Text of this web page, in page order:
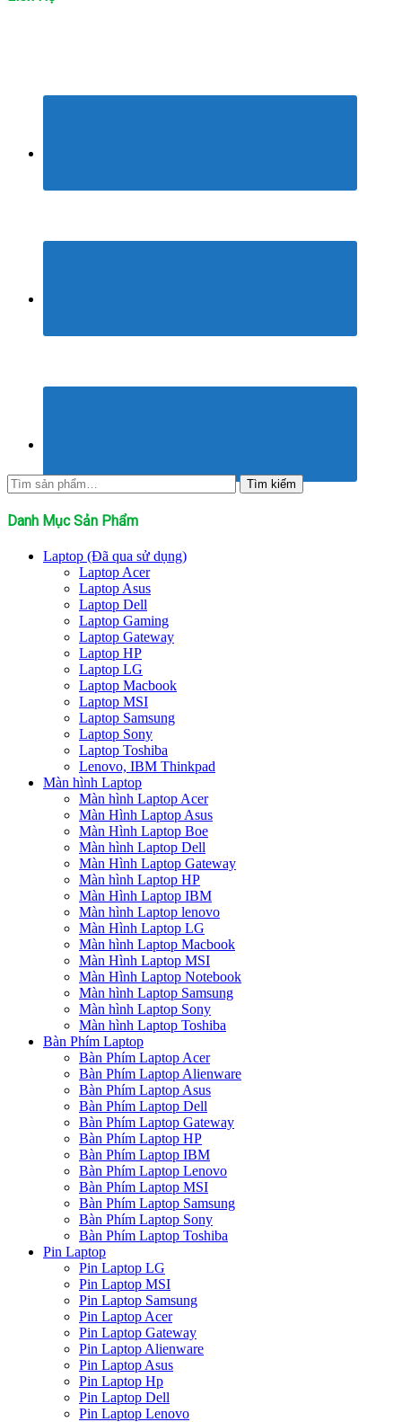
Tìm
kiếm:
Tìm kiếm
Danh Mục Sản Phẩm
Laptop (Đã qua sử dụng)
Laptop Acer
Laptop Asus
Laptop Dell
Laptop Gaming
Laptop Gateway
Laptop HP
Laptop LG
Laptop Macbook
Laptop MSI
Laptop Samsung
Laptop Sony
Laptop Toshiba
Lenovo, IBM Thinkpad
Màn hình Laptop
Màn hình Laptop Acer
Màn Hình Laptop Asus
Màn Hình Laptop Boe
Màn hình Laptop Dell
Màn Hình Laptop Gateway
Màn hình Laptop HP
Màn Hình Laptop IBM
Màn hình Laptop lenovo
Màn Hình Laptop LG
Màn hình Laptop Macbook
Màn Hình Laptop MSI
Màn Hình Laptop Notebook
Màn hình Laptop Samsung
Màn hình Laptop Sony
Màn hình Laptop Toshiba
Bàn Phím Laptop
Bàn Phím Laptop Acer
Bàn Phím Laptop Alienware
Bàn Phím Laptop Asus
Bàn Phím Laptop Dell
Bàn Phím Laptop Gateway
Bàn Phím Laptop HP
Bàn Phím Laptop IBM
Bàn Phím Laptop Lenovo
Bàn Phím Laptop MSI
Bàn Phím Laptop Samsung
Bàn Phím Laptop Sony
Bàn Phím Laptop Toshiba
Pin Laptop
Pin Laptop LG
Pin Laptop MSI
Pin Laptop Samsung
Pin Laptop Acer
Pin Laptop Gateway
Pin Laptop Alienware
Pin Laptop Asus
Pin Laptop Hp
Pin Laptop Dell
Pin Laptop Lenovo